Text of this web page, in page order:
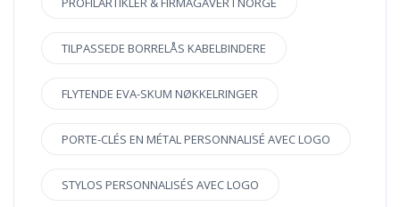
TILPASSEDE BORRELÅS KABELBINDERE
FLYTENDE EVA-SKUM NØKKELRINGER
PORTE-CLÉS EN MÉTAL PERSONNALISÉ AVEC LOGO
STYLOS PERSONNALISÉS AVEC LOGO